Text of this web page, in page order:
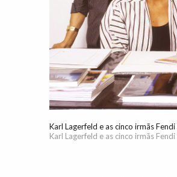
Karl Lagerfeld e as cinco irmãs
Karl Lagerfeld e as cinco irmãs